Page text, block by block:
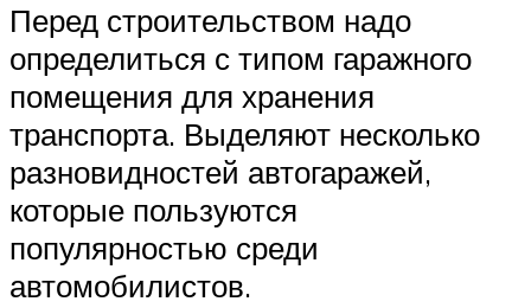
Перед строительством надо
определиться с типом гаражного
помещения для хранения
транспорта. Выделяют несколько
разновидностей автогаражей,
которые пользуются
популярностью среди
автомобилистов.